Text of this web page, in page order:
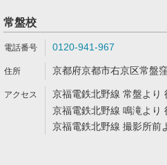
常盤校
0120-941-967
京都府京都市右京区常盤
京福電鉄北野線 常盤より
京福電鉄北野線 鳴滝より
京福電鉄北野線 撮影所前